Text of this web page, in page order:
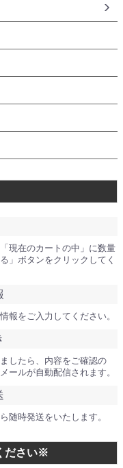
現在のカートの中」に数量
」ボタンをクリックしてく
報をご入力してください。
したら、内容をご確認の
ールが自動配信されます。
随時発送をいたします。
ださい※